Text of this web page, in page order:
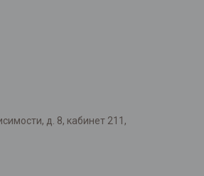
д. 8, кабинет 211,